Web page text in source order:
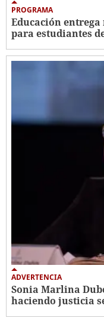
PROGRAMA
Educación entrega
para estudiantes
ADVERTENCIA
Sonia Marlina
haciendo justicia